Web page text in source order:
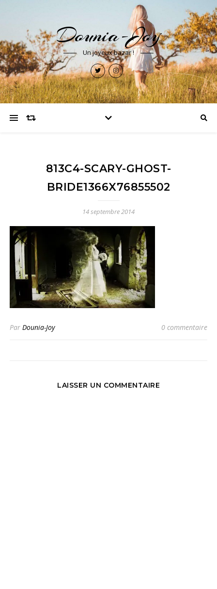
Dounia-Joy
Un joyeux bazar !
813C4-SCARY-GHOST-
BRIDE1366X76855502
14 septembre 2014
Par Dounia-Joy 0 commentaire
LAISSER UN COMMENTAIRE